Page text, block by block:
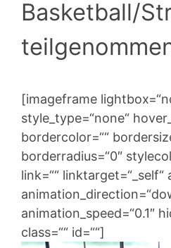
Basketball/
[imageframe
style_type=“none“
bordercolor=““
borderradius=“0″
link=““
animation_speed=“0.1″
class=““ id=““]